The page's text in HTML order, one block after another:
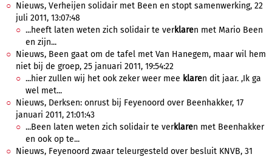
Nieuws, Verheijen solidair met Been en stopt samenwerking, 22
juli 2011, 13:07:48
...heeft laten weten zich solidair te verklaren met Mario Been
en zijn...
Nieuws, Been gaat om de tafel met Van Hanegem, maar wil hem
niet bij de groep, 25 januari 2011, 19:54:22
...hier zullen wij het ook zeker weer mee klaren dit jaar. ,Ik ga
wel met...
Nieuws, Derksen: onrust bij Feyenoord over Beenhakker, 17
januari 2011, 21:01:43
...Been laten weten zich solidair te verklaren met Beenhakker
en ook op te...
Nieuws, Feyenoord zwaar teleurgesteld over besluit KNVB, 31